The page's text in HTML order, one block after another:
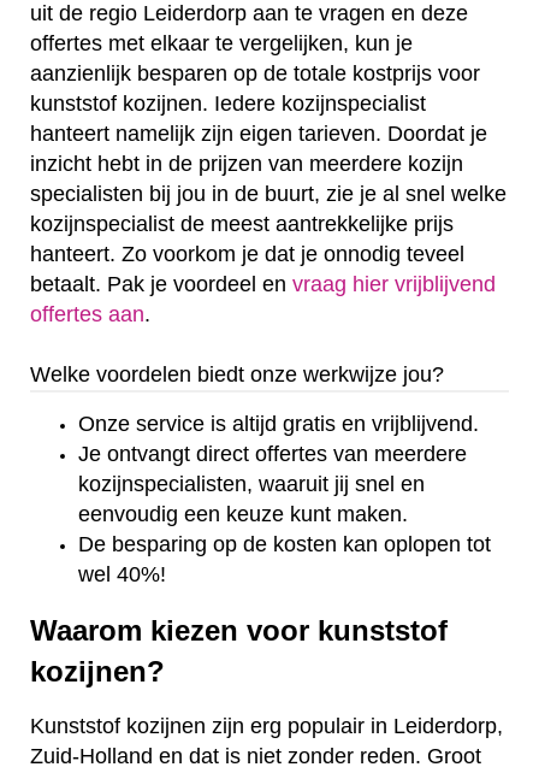
uit de regio Leiderdorp aan te vragen en deze
offertes met elkaar te vergelijken, kun je
aanzienlijk besparen op de totale kostprijs voor
kunststof kozijnen. Iedere kozijnspecialist
hanteert namelijk zijn eigen tarieven. Doordat je
inzicht hebt in de prijzen van meerdere kozijn
specialisten bij jou in de buurt, zie je al snel welke
kozijnspecialist de meest aantrekkelijke prijs
hanteert. Zo voorkom je dat je onnodig teveel
betaalt. Pak je voordeel en vraag hier vrijblijvend
offertes aan.
Welke voordelen biedt onze werkwijze jou?
Onze service is altijd gratis en vrijblijvend.
Je ontvangt direct offertes van meerdere
kozijnspecialisten, waaruit jij snel en
eenvoudig een keuze kunt maken.
De besparing op de kosten kan oplopen tot
wel 40%!
Waarom kiezen voor kunststof
kozijnen?
Kunststof kozijnen zijn erg populair in Leiderdorp,
Zuid-Holland en dat is niet zonder reden. Groot